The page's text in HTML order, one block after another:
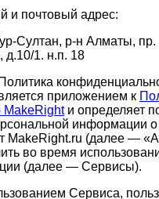
и почтовый адрес:
Султан, р-н Алматы,
д.10/1. н.п. 18
приложением к
и определяет
информации о
MakeRight.ru (далее —
во время
(далее — Сервисы).
Сервиса,